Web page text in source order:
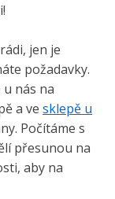
jen je
požadavky.
nás na
a ve sklepě u
Počítáme s
přesunou na
aby na